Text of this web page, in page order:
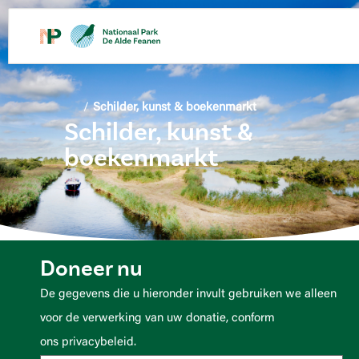
de
inhoud
/ Schilder, kunst & boekenmarkt
Schilder, kunst &
boekenmarkt
Doneer nu
De gegevens die u hieronder invult gebruiken we alleen
voor de verwerking van uw donatie, conform
ons privacybeleid.